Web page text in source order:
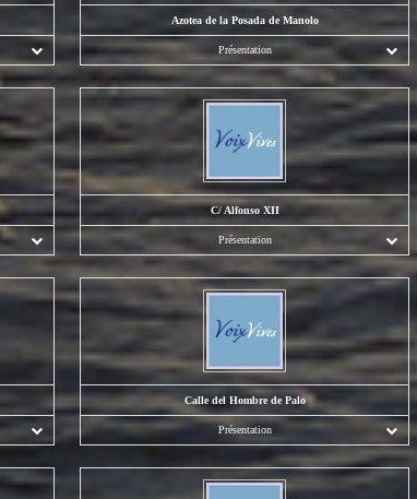
Azotea de la Posada de Manolo
Présentation
C/ Alfonso XII
Présentation
Calle del Hombre de Palo
Présentation